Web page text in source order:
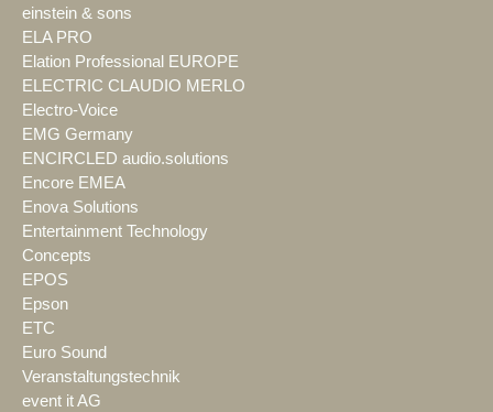
einstein & sons
ELA PRO
Elation Professional EUROPE
ELECTRIC CLAUDIO MERLO
Electro-Voice
EMG Germany
ENCIRCLED audio.solutions
Encore EMEA
Enova Solutions
Entertainment Technology
Concepts
EPOS
Epson
ETC
Euro Sound
Veranstaltungstechnik
event it AG